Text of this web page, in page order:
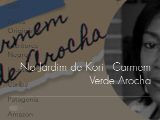
TBR
Povos
Originários
Escritores
Negros
Escritoras
Caribe
Patagonia
Amazon
No Jardim de Kori - Carmem
Verde Arocha